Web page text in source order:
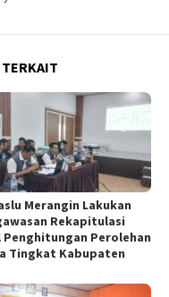
TERKAIT
Merangin Lakukan
Rekapitulasi
Penghitungan Perolehan
Tingkat Kabupaten